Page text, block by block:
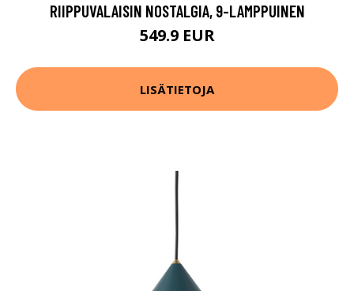
RIIPPUVALAISIN NOSTALGIA, 9-LAMPPUINEN
549.9 EUR
LISÄTIETOJA